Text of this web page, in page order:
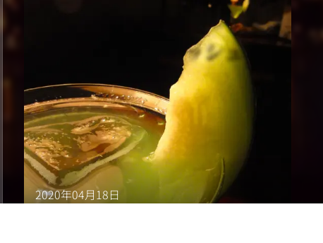
2020年04月18日